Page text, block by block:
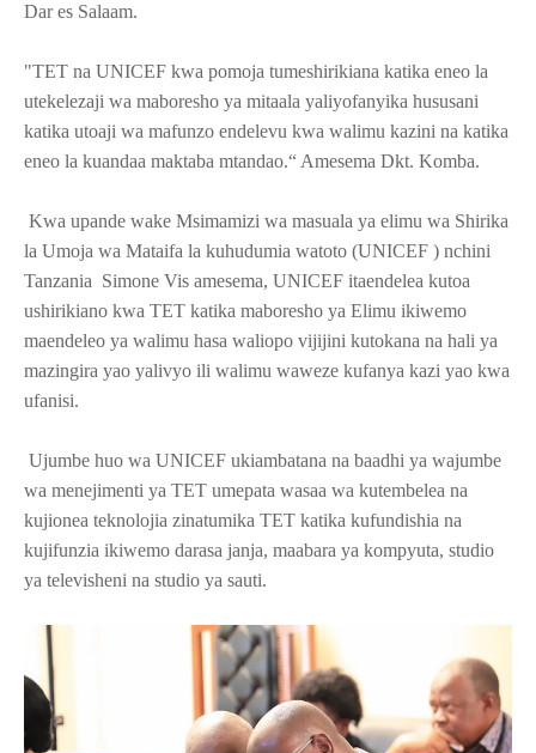
Dar es Salaam.
"TET na UNICEF kwa pomoja tumeshirikiana katika eneo la
utekelezaji wa maboresho ya mitaala yaliyofanyika hususani
katika utoaji wa mafunzo endelevu kwa walimu kazini na katika
eneo la kuandaa maktaba mtandao.“ Amesema Dkt. Komba.
Kwa upande wake Msimamizi wa masuala ya elimu wa Shirika
la Umoja wa Mataifa la kuhudumia watoto (UNICEF ) nchini
Tanzania Simone Vis amesema, UNICEF itaendelea kutoa
ushirikiano kwa TET katika maboresho ya Elimu ikiwemo
maendeleo ya walimu hasa waliopo vijijini kutokana na hali ya
mazingira yao yalivyo ili walimu waweze kufanya kazi yao kwa
ufanisi.
Ujumbe huo wa UNICEF ukiambatana na baadhi ya wajumbe
wa menejimenti ya TET umepata wasaa wa kutembelea na
kujionea teknolojia zinatumika TET katika kufundishia na
kujifunzia ikiwemo darasa janja, maabara ya kompyuta, studio
ya televisheni na studio ya sauti.